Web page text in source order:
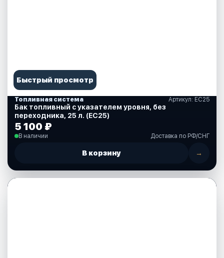
Быстрый просмотр
Топливная система Артикул: EC25
Бак топливный с указателем уровня, без
переходника, 25 л. (EC25)
5 100 ₽
В наличии Доставка по РФ/СНГ
В корзину →